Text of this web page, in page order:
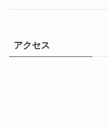
アクセス